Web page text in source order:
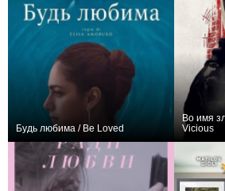
Будь любима / Be Loved
Во имя
Vicious